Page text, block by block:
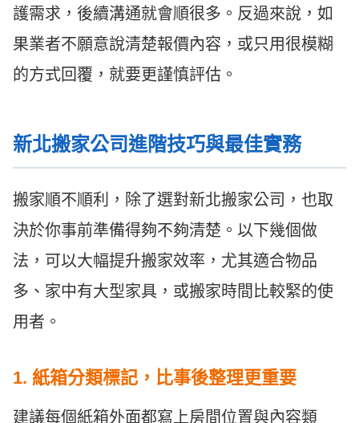
護需求，後續溝通就會順很多。反過來說，如
果業者不願意說清楚報價內容，或只用很模糊
的方式回覆，就要更謹慎評估。
新北搬家公司進階技巧與最佳實務
搬家順不順利，除了選對新北搬家公司，也取
決於你事前準備得夠不夠清楚。以下幾個做
法，可以大幅提升搬家效率，尤其適合物品
多、家中有大型家具，或搬家時間比較緊的使
用者。
1. 紙箱分類標記，比事後整理更重要
建議每個紙箱外面都寫上房間位置與內容類